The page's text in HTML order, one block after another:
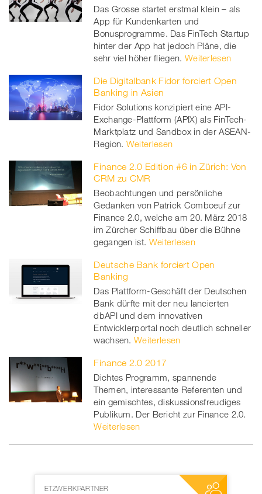
Das Grosse startet erstmal klein – als
App für Kundenkarten und
Bonusprogramme. Das FinTech Startup
hinter der App hat jedoch Pläne, die
sehr viel höher fliegen. Weiterlesen
Die Digitalbank Fidor forciert Open
Banking in Asien
Fidor Solutions konzipiert eine API-
Exchange-Plattform (APIX) als FinTech-
Marktplatz und Sandbox in der ASEAN-
Region. Weiterlesen
Finance 2.0 Edition #6 in Zürich: Von
CRM zu CMR
Beobachtungen und persönliche
Gedanken von Patrick Comboeuf zur
Finance 2.0, welche am 20. März 2018
im Zürcher Schiffbau über die Bühne
gegangen ist. Weiterlesen
Deutsche Bank forciert Open
Banking
Das Plattform-Geschäft der Deutschen
Bank dürfte mit der neu lancierten
dbAPI und dem innovativen
Entwicklerportal noch deutlich schneller
wachsen. Weiterlesen
Finance 2.0 2017
Dichtes Programm, spannende
Themen, interessante Referenten und
ein gemischtes, diskussionsfreudiges
Publikum. Der Bericht zur Finance 2.0.
Weiterlesen
MEDIENPARTNER